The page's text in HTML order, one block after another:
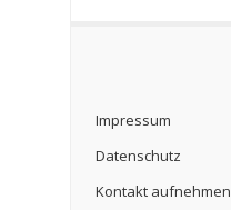
Impressum
Datenschutz
Kontakt aufnehmen